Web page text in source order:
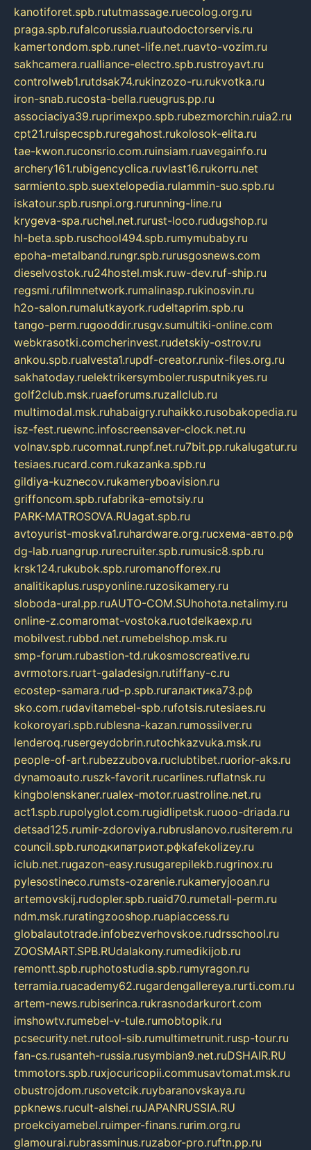
kanotiforet.spb.rututmassage.ruecolog.org.ru
praga.spb.rufalcorussia.ruautodoctorservis.ru
kamertondom.spb.runet-life.net.ruavto-vozim.ru
sakhcamera.rualliance-electro.spb.rustroyavt.ru
controlweb1.rutdsak74.rukinzozo-ru.rukvotka.ru
iron-snab.rucosta-bella.rueugrus.pp.ru
associaciya39.ruprimexpo.spb.rubezmorchin.ruia2.ru
cpt21.ruispecspb.ruregahost.rukolosok-elita.ru
tae-kwon.ruconsrio.com.ruinsiam.ruavegainfo.ru
archery161.rubigencyclica.ruvlast16.rukorru.net
sarmiento.spb.suextelopedia.rulammin-suo.spb.ru
iskatour.spb.rusnpi.org.rurunning-line.ru
krygeva-spa.ruchel.net.rurust-loco.rudugshop.ru
hl-beta.spb.ruschool494.spb.rumymubaby.ru
epoha-metalband.rungr.spb.rurusgosnews.com
dieselvostok.ru24hostel.msk.ruw-dev.ruf-ship.ru
regsmi.rufilmnetwork.rumalinasp.rukinosvin.ru
h2o-salon.rumalutkayork.rudeltaprim.spb.ru
tango-perm.rugooddir.rusgv.sumultiki-online.com
webkrasotki.comcherinvest.rudetskiy-ostrov.ru
ankou.spb.rualvesta1.rupdf-creator.runix-files.org.ru
sakhatoday.ruelektrikersymboler.rusputnikyes.ru
golf2club.msk.ruaeforums.ruzallclub.ru
multimodal.msk.ruhabaigry.ruhaikko.rusobakopedia.ru
isz-fest.ruewnc.infoscreensaver-clock.net.ru
volnav.spb.rucomnat.runpf.net.ru7bit.pp.rukalugatur.ru
tesiaes.rucard.com.rukazanka.spb.ru
gildiya-kuznecov.rukameryboavision.ru
griffoncom.spb.rufabrika-emotsiy.ru
PARK-MATROSOVA.RUagat.spb.ru
avtoyurist-moskva1.ruhardware.org.ruсхема-авто.рф
dg-lab.ruangrup.rurecruiter.spb.rumusic8.spb.ru
krsk124.rukubok.spb.ruromanofforex.ru
analitikaplus.ruspyonline.ruzosikamery.ru
sloboda-ural.pp.ruAUTO-COM.SUhohota.netalimy.ru
online-z.comaromat-vostoka.ruotdelkaexp.ru
mobilvest.rubbd.net.rumebelshop.msk.ru
smp-forum.rubastion-td.rukosmoscreative.ru
avrmotors.ruart-galadesign.rutiffany-c.ru
ecostep-samara.rud-p.spb.ruгалактика73.рф
sko.com.rudavitamebel-spb.rufotsis.rutesiaes.ru
kokoroyari.spb.rublesna-kazan.rumossilver.ru
lenderoq.rusergeydobrin.rutochkazvuka.msk.ru
people-of-art.rubezzubova.ruclubtibet.ruorior-aks.ru
dynamoauto.ruszk-favorit.rucarlines.ruflatnsk.ru
kingbolenskaner.rualex-motor.ruastroline.net.ru
act1.spb.rupolyglot.com.rugidlipetsk.ruooo-driada.ru
detsad125.rumir-zdoroviya.rubruslanovo.rusiterem.ru
council.spb.ruлодкипатриот.рфkafekolizey.ru
iclub.net.rugazon-easy.rusugarepilekb.rugrinox.ru
pylesostineco.rumsts-ozarenie.rukameryjooan.ru
artemovskij.rudopler.spb.ruaid70.rumetall-perm.ru
ndm.msk.ruratingzooshop.ruapiaccess.ru
globalautotrade.infobezverhovskoe.rudrsschool.ru
ZOOSMART.SPB.RUdalakony.rumedikijob.ru
remontt.spb.ruphotostudia.spb.rumyragon.ru
terramia.ruacademy62.rugardengallereya.rurti.com.ru
artem-news.rubiserinca.rukrasnodarkurort.com
imshowtv.rumebel-v-tule.rumobtopik.ru
pcsecurity.net.rutool-sib.rumultimetrunit.rusp-tour.ru
fan-cs.rusanteh-russia.rusymbian9.net.ruDSHAIR.RU
tmmotors.spb.ruxjocuricopii.commusavtomat.msk.ru
obustrojdom.rusovetcik.ruybaranovskaya.ru
ppknews.rucult-alshei.ruJAPANRUSSIA.RU
proekciyamebel.ruimper-finans.rurim.org.ru
glamourai.rubrassminus.ruzabor-pro.ruftn.pp.ru